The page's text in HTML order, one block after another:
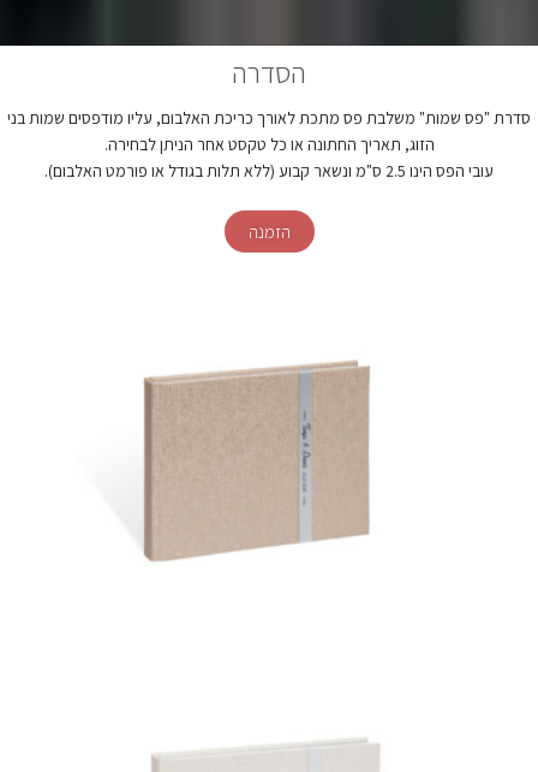
הסדרה
סדרת "פס שמות" משלבת פס מתכת לאורך כריכת האלבום, עליו מודפסים שמות בני
הזוג, תאריך החתונה או כל טקסט אחר הניתן לבחירה.
עובי הפס הינו 2.5 ס"מ ונשאר קבוע (ללא תלות בגודל או פורמט האלבום).
הזמנה